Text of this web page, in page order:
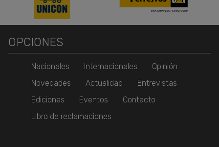
OPCIONES
Nacionales Internacionales
Opinión
Novedades
Actualidad
Entrevistas
Ediciones
Eventos
Contacto
Libro de reclamaciones